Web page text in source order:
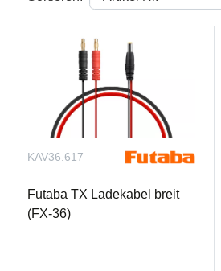
KAV36.617
Futaba TX Ladekabel breit
(FX-36)